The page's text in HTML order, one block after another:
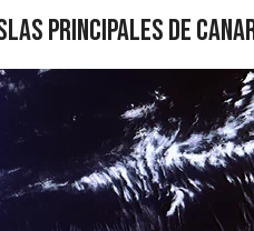
principales de